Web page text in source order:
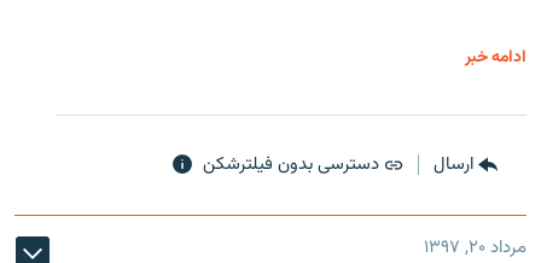
ادامه خبر
ارسال دسترسی بدون فیلترشکن
مرداد ۲۰, ۱۳۹۷